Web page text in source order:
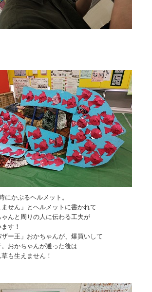
にかぶるヘルメット。
ません」とヘルメットに書かれて
ゃんと周りの人に伝わる工夫が
す！
ー王」おかちゃんが、爆買いして
。おかちゃんが通った後は
も生えません！